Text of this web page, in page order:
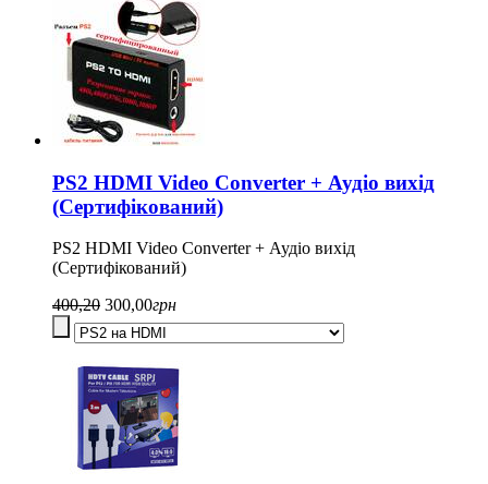
PS2 HDMI Video Converter + Аудіо вихід
(Сертифікований)
PS2 HDMI Video Converter + Аудіо вихід
(Сертифікований)
400,20 300,00грн